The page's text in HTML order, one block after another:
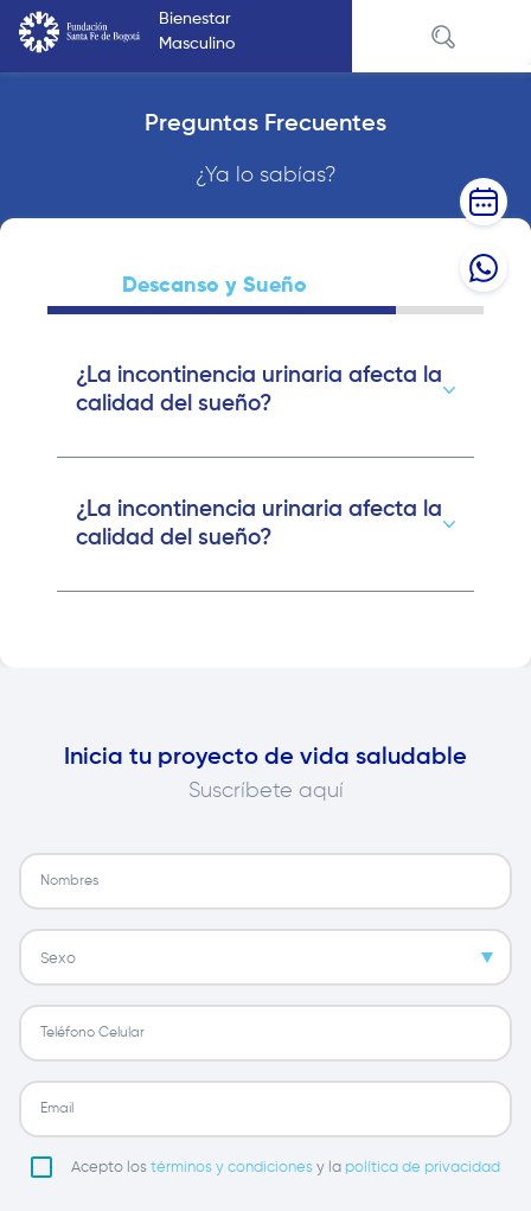
Pasar
contenido
Bienestar
Masculino
Preguntas Frecuentes
¿Ya lo sabías?
Descanso y Sueño
¿La incontinencia urinaria afecta la
calidad del sueño?
¿La incontinencia urinaria afecta la
calidad del sueño?
Inicia tu proyecto de vida saludable
Suscríbete aquí
Acepto los términos y condiciones y la política de privacidad